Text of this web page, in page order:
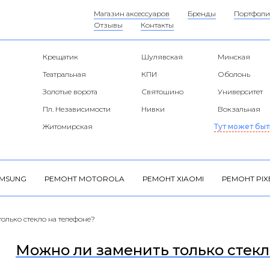
Магазин аксессуаров Бренды
Отзывы
Контакты
Крещатик Шулявская Минская
Театральная
КПИ Оболонь
Золотые ворота
Святошино Университет
Пл. Независимости
Нивки Вокзальная
Житомирская
Тут может
РЕМОНТ MOTOROLA РЕМОНТ XIAOMI РЕМОНТ
стекло на телефоне?
Можно ли заменить только